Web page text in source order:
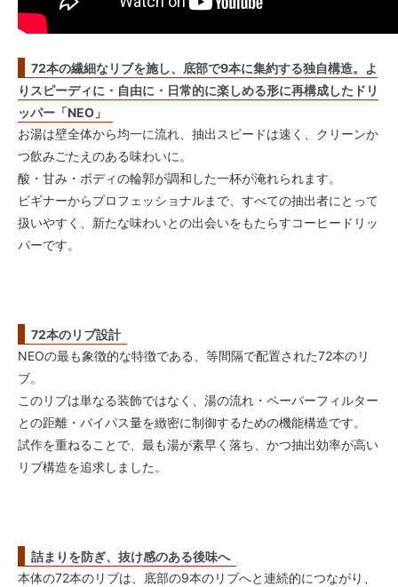
72本の繊細なリブを施し、底部で9本に集約する独自構造。よ
りスピーディに・自由に・日常的に楽しめる形に再構成したドリ
ッパー「NEO」
お湯は壁全体から均一に流れ、抽出スピードは速く、クリーンか
つ飲みごたえのある味わいに。
酸・甘み・ボディの輪郭が調和した一杯が淹れられます。
ビギナーからプロフェッショナルまで、すべての抽出者にとって
扱いやすく、新たな味わいとの出会いをもたらすコーヒードリッ
パーです。
72本のリブ設計
NEOの最も象徴的な特徴である、等間隔で配置された72本のリ
ブ。
このリブは単なる装飾ではなく、湯の流れ・ペーパーフィルター
との距離・バイパス量を緻密に制御するための機能構造です。
試作を重ねることで、最も湯が素早く落ち、かつ抽出効率が高い
リブ構造を追求しました。
詰まりを防ぎ、抜け感のある後味へ
本体の72本のリブは、底部の9本のリブへと連続的につながり、